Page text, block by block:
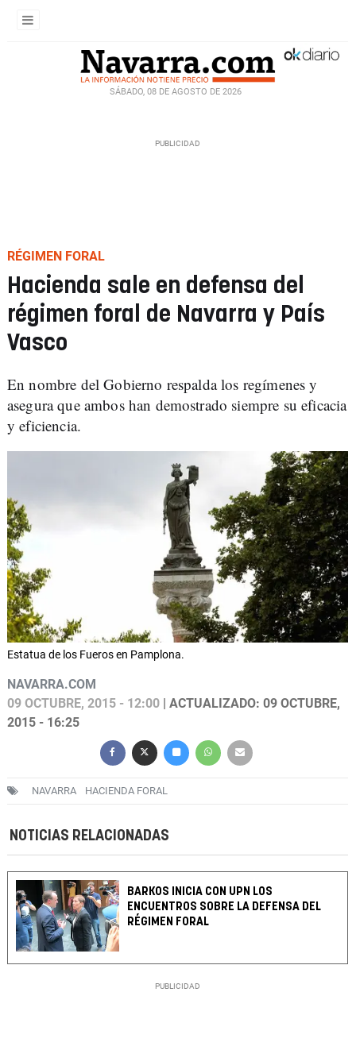
SÁBADO, 08 DE AGOSTO DE 2026
RÉGIMEN FORAL
Hacienda sale en defensa del
régimen foral de Navarra y País
Vasco
En nombre del Gobierno respalda los regímenes y
asegura que ambos han demostrado siempre su eficacia
y eficiencia.
Estatua de los Fueros en Pamplona.
NAVARRA.COM
09 OCTUBRE, 2015 - 12:00 | ACTUALIZADO: 09 OCTUBRE,
2015 - 16:25
NAVARRA HACIENDA FORAL
NOTICIAS RELACIONADAS
BARKOS INICIA CON UPN LOS
ENCUENTROS SOBRE LA DEFENSA DEL
RÉGIMEN FORAL